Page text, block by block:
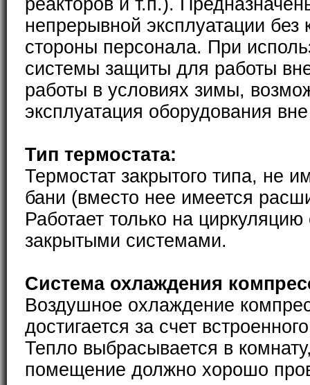
реакторов и т.п.).
непрерывной эксплуатации без
стороны персонала. При
системы защиты для работы
работы в условиях зимы,
эксплуатация оборудования
Тип термостата:
Термостат закрытого типа, не
бани (вместо нее имеется
Работает только на
закрытыми системами.
Система охлаждения
Воздушное охлаждение
достигается за счет
Тепло выбрасывается в
помещение должно хорошо